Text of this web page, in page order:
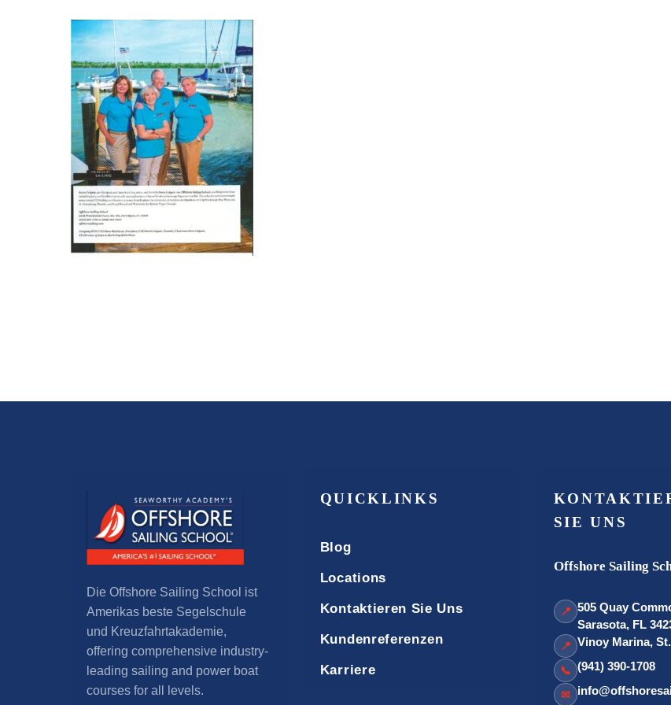
Die Offshore Sailing School ist
Amerikas beste Segelschule
und Kreuzfahrtakademie,
offering comprehensive industry-
leading sailing and power boat
courses for all levels.
QUICKLINKS
Blog
Locations
Kontaktieren Sie Uns
Kundenreferenzen
Karriere
SIE UNS
Offshore Sailing
📍 505 Quay
Sarasota, FL
📍 Vinoy Marina,
📞 (941) 390-1708
✉